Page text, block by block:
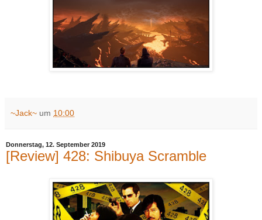
~Jack~ um 10:00
Donnerstag, 12. September 2019
[Review] 428: Shibuya Scramble